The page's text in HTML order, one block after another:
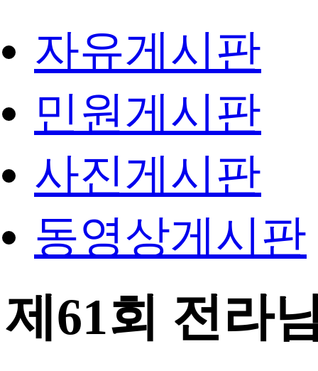
자유게시판
민원게시판
사진게시판
동영상게시판
제61회 전라